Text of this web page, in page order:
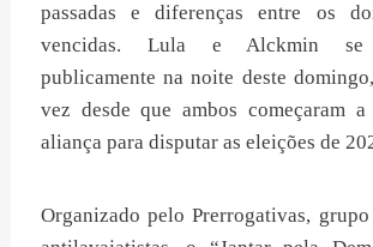
passadas e diferenças entre os
vencidas. Lula e Alckmin se
publicamente na noite deste
vez desde que ambos começaram
aliança para disputar as eleições de
Organizado pelo Prerrogativas,